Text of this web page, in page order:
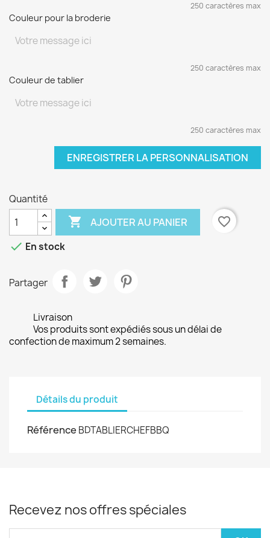
250 caractères max
Couleur pour la broderie
250 caractères max
Couleur de tablier
250 caractères max
ENREGISTRER LA PERSONNALISATION
Quantité
 AJOUTER AU PANIER
favorite_border
 En stock
Partager
Livraison
Vos produits sont expédiés sous un délai de
confection de maximum 2 semaines.
Détails du produit
Référence BDTABLIERCHEFBBQ
Recevez nos offres spéciales